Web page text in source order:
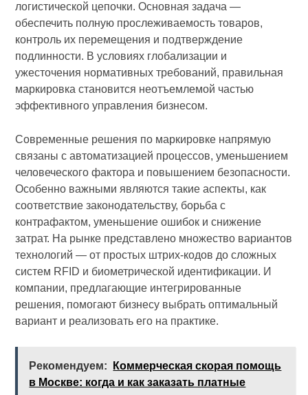
логистической цепочки. Основная задача —
обеспечить полную прослеживаемость товаров,
контроль их перемещения и подтверждение
подлинности. В условиях глобализации и
ужесточения нормативных требований, правильная
маркировка становится неотъемлемой частью
эффективного управления бизнесом.
Современные решения по маркировке напрямую
связаны с автоматизацией процессов, уменьшением
человеческого фактора и повышением безопасности.
Особенно важными являются такие аспекты, как
соответствие законодательству, борьба с
контрафактом, уменьшение ошибок и снижение
затрат. На рынке представлено множество вариантов
технологий — от простых штрих-кодов до сложных
систем RFID и биометрической идентификации. И
компании, предлагающие интегрированные
решения, помогают бизнесу выбрать оптимальный
вариант и реализовать его на практике.
Рекомендуем:
Коммерческая скорая помощь
в Москве: когда и как заказать платные